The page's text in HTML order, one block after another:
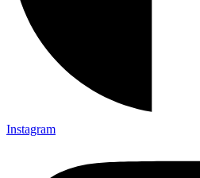
Instagram